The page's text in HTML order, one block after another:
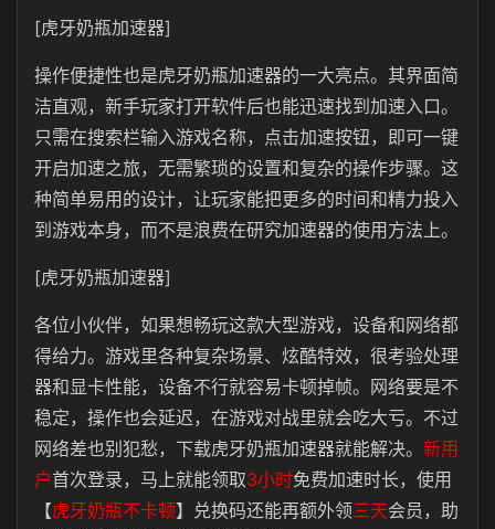
[虎牙奶瓶加速器]
操作便捷性也是虎牙奶瓶加速器的一大亮点。其界面简
洁直观，新手玩家打开软件后也能迅速找到加速入口。
只需在搜索栏输入游戏名称，点击加速按钮，即可一键
开启加速之旅，无需繁琐的设置和复杂的操作步骤。这
种简单易用的设计，让玩家能把更多的时间和精力投入
到游戏本身，而不是浪费在研究加速器的使用方法上。
[虎牙奶瓶加速器]
各位小伙伴，如果想畅玩这款大型游戏，设备和网络都
得给力。游戏里各种复杂场景、炫酷特效，很考验处理
器和显卡性能，设备不行就容易卡顿掉帧。网络要是不
稳定，操作也会延迟，在游戏对战里就会吃大亏。不过
网络差也别犯愁，下载虎牙奶瓶加速器就能解决。 新用
户首次登录，马上就能领取3小时免费加速时长，使用
【虎牙奶瓶不卡顿】兑换码还能再额外领三天会员，助